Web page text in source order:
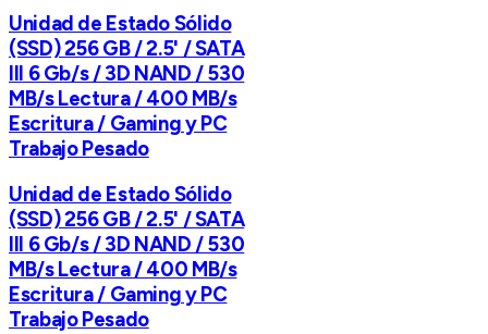
Unidad de Estado Sólido
(SSD) 256 GB / 2.5' / SATA
III 6 Gb/s / 3D NAND / 530
MB/s Lectura / 400 MB/s
Escritura / Gaming y PC
Trabajo Pesado
Unidad de Estado Sólido
(SSD) 256 GB / 2.5' / SATA
III 6 Gb/s / 3D NAND / 530
MB/s Lectura / 400 MB/s
Escritura / Gaming y PC
Trabajo Pesado